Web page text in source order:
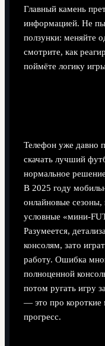
Главный камень
информацией. Не
ползунки: меняйте
смотрите, как
поймёте логику
Телефон уже давно
скачать лучший
нормальное
В 2025 году
онлайновые сезоны,
условные «мини-
Разумеется,
консолям, зато
работу. Ошибка
полноценной
потом ругать игру
— это про
прогресс.